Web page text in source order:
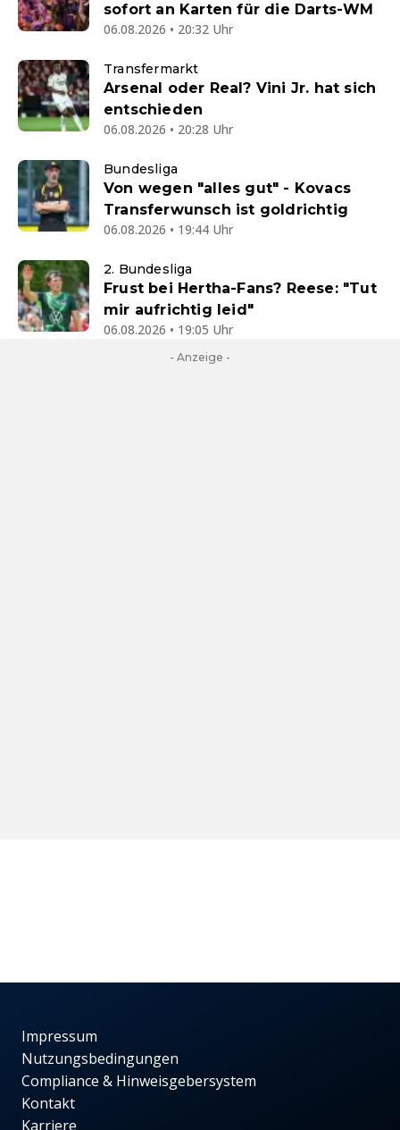
sofort an Karten für die Darts-WM
06.08.2026 • 20:32 Uhr
Transfermarkt
Arsenal oder Real? Vini Jr. hat sich
entschieden
06.08.2026 • 20:28 Uhr
Bundesliga
Von wegen "alles gut" - Kovacs
Transferwunsch ist goldrichtig
06.08.2026 • 19:44 Uhr
2. Bundesliga
Frust bei Hertha-Fans? Reese: "Tut
mir aufrichtig leid"
06.08.2026 • 19:05 Uhr
- Anzeige -
Impressum
Nutzungsbedingungen
Compliance & Hinweisgebersystem
Kontakt
Karriere